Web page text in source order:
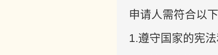
申请人需符合以
1.遵守国家的宪